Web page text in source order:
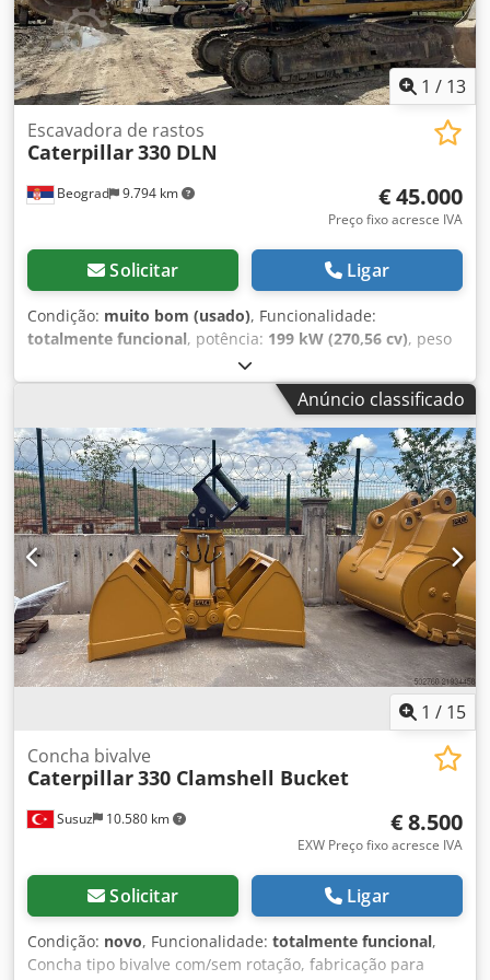
1 / 13
Beograd 9.794 km
Escavadora de rastos
Caterpillar330 DLN
€ 45.000
Preço fixo acresce IVA
Solicitar Ligar
Condição: muito bom (usado), Funcionalidade:
totalmente funcional, potência: 199 kW (270,56 cv), peso
, volume da pá:
fabrico:2006, número da máquina/veículo:CAT
, A máquina está em excelente estado
funcional. Dcsdpfx Asylma Holajk
Anúncio classificado
1 / 15
Susuz 10.580 km
Concha bivalve
Caterpillar330 Clamshell Bucket
€ 8.500
EXW Preço fixo acresce IVA
Solicitar Ligar
Condição: novo, Funcionalidade: totalmente funcional,
Concha tipo bivalve com/sem rotação, fabricação para